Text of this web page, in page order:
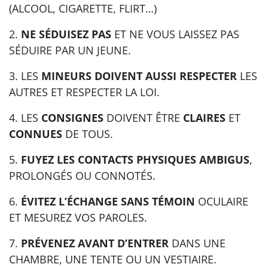
(ALCOOL, CIGARETTE, FLIRT…)
2. NE SÉDUISEZ PAS ET NE VOUS LAISSEZ PAS
SÉDUIRE PAR UN JEUNE.
3. LES MINEURS DOIVENT AUSSI RESPECTER LES
AUTRES ET RESPECTER LA LOI.
4. LES CONSIGNES DOIVENT ÊTRE CLAIRES ET
CONNUES DE TOUS.
5. FUYEZ LES CONTACTS PHYSIQUES AMBIGUS,
PROLONGÉS OU CONNOTÉS.
6. ÉVITEZ L’ÉCHANGE SANS TÉMOIN OCULAIRE
ET MESUREZ VOS PAROLES.
7. PRÉVENEZ AVANT D’ENTRER DANS UNE
CHAMBRE, UNE TENTE OU UN VESTIAIRE.